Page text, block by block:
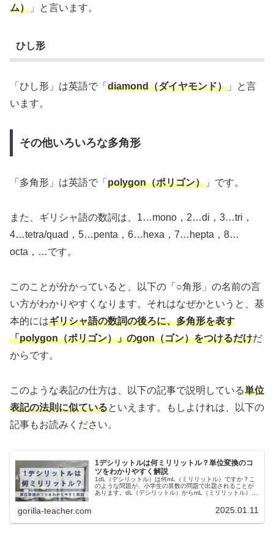
ム） 」と言います。
ひし形
「ひし形」は英語で「 diamond（ダイヤモンド） 」と言
います。
その他いろいろな多角形
「多角形」は英語で「 polygon（ポリゴン） 」です。
また、ギリシャ語の数詞は、1…mono，2…di，3…tri，
4…tetra/quad，5…penta，6…hexa，7…hepta，8…
octa，…です。
このことが分かっていると、以下の「○角形」の名前の言
い方がわかりやすくなります。それはなぜかというと、基
本的にはギリシャ語の数詞の後ろに、多角形を表す
「polygon（ポリゴン）」のgon（ゴン）をつけるだけだ
からです。
このような表記の仕方は、以下の記事で説明している単位
表記の法則に似ているといえます。もしよけれは、以下の
記事もお読みください。
1デシリットルは何ミリリットル？単位変換のコ
ツをわかりやすく解説
1dL（デシリットル）は何mL（ミリリットル）ですか？こ
のような問題が、小学生の算数の問題で出題されることが
あります。dL（デシリットル）からmL（ミリリットル）の
gorilla-teacher.com 2025.01.11